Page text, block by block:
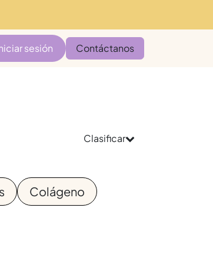
sesión Contáctanos
Clasificar
Colágeno